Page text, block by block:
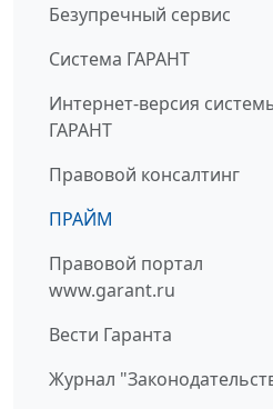
Безупречный сервис
Система ГАРАНТ
Интернет-версия
ГАРАНТ
Правовой консалтинг
ПРАЙМ
Правовой портал
www.garant.ru
Вести Гаранта
Журнал